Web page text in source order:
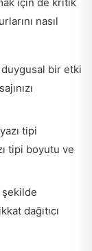
nasıl
bir etki
tipi
tipi boyutu ve
şekilde
dağıtıcı